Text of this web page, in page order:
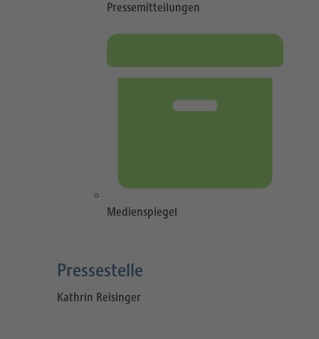
Pressemitteilungen
Medienspiegel
Pressestelle​
Kathrin Reisinger